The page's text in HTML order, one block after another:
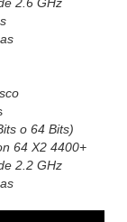
o 64 Bits)
64 X2 4400+
2.2 GHz